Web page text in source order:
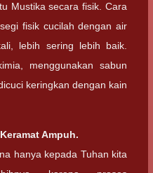
Mustika secara fisik. Cara
fisik cucilah dengan air
lebih sering lebih baik.
menggunakan sabun
keringkan dengan kain
Ampuh.
hanya kepada Tuhan kita